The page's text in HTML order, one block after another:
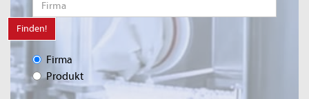
Finden!
Firma
Produkt